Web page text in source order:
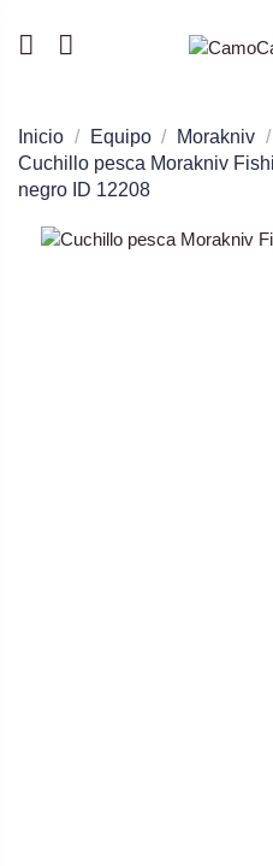
Inicio Equipo Morakniv
Cuchillo pesca Morakniv
negro ID 12208